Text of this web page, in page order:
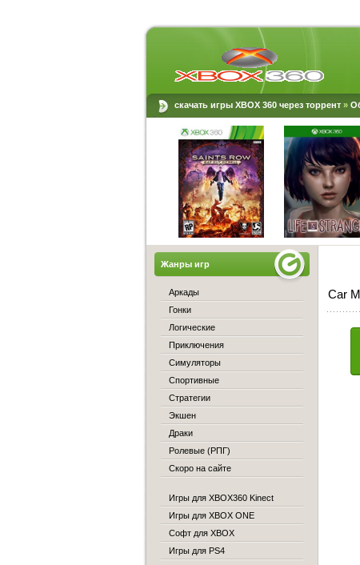
скачать игры XBOX 360 через торрент»
Car
Жанры игр
Аркады
Гонки
Логические
Приключения
Симуляторы
Спортивные
Стратегии
Экшен
Драки
Ролевые (РПГ)
Скоро на сайте
Игры для XBOX360 Kinect
Игры для XBOX ONE
Софт для XBOX
Игры для PS4